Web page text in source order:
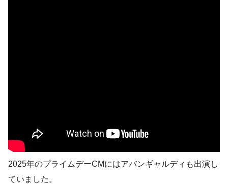
2025年のプライムデーCMにはアバンギャルディも出演し
ていました。